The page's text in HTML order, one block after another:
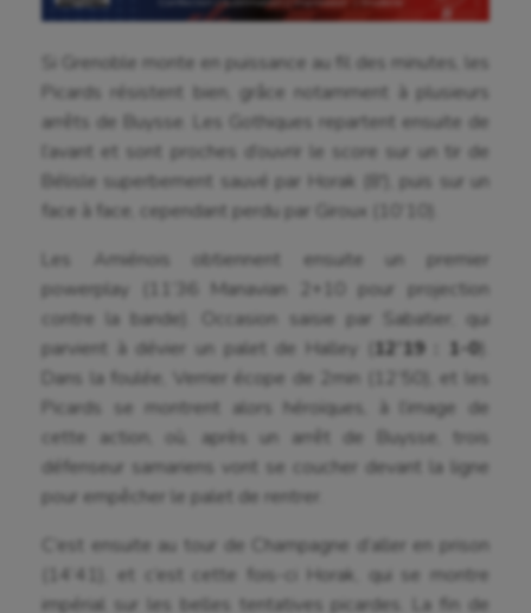
Si Grenoble monte en puissance au fil des minutes, les
Picards résistent bien, grâce notamment à plusieurs
arrêts de Buysse. Les Gothiques repartent ensuite de
l’avant et sont proches d’ouvrir le score sur un tir de
Bélisle superbement sauvé par Horak (8′), puis sur un
face à face, cependant perdu par Giroux (10’10).
Les Amiénois obtiennent ensuite un premier
powerplay (11’36 Manavian 2+10 pour projection
contre la bande). Occasion saisie par Sabatier, qui
parvient à dévier un palet de Halley (
12’19 : 1-0).
Dans la foulée, Verrier écope de 2min (12’50), et les
Picards se montrent alors héroïques, à l’image de
cette action, où, après un arrêt de Buysse, trois
défenseur samariens vont se coucher devant la ligne
pour empêcher le palet de rentrer.
C’est ensuite au tour de Champagne d’aller en prison
(14’41), et c’est cette fois-ci Horak, qui se montre
impérial sur les belles tentatives picardes. La fin de